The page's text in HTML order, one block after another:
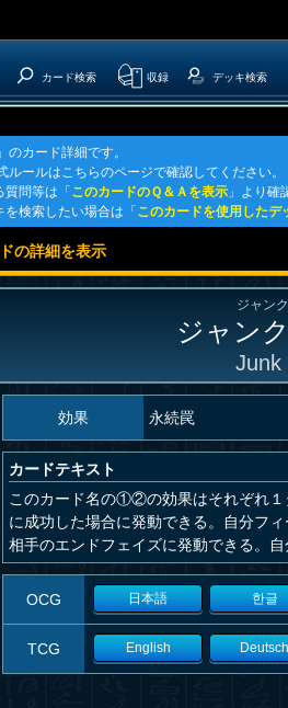
カード検索 収録 デッキ検索
カード詳細です。
ルールはこちらのページで確認してください。
質問等は「 このカードのＱ＆Ａを表示 」より確
を検索したい場合は「 このカードを使用したデ
の詳細を表示
ジャン
ジャン
Junk
効果 永続罠
カードテキスト
このカード名の①②の効果はそれぞれ
に成功した場合に発動できる。自分フ
相手のエンドフェイズに発動できる。
OCG 日本語 한글
TCG English